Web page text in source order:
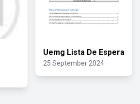
Uemg Lista De Espera
25 September 2024